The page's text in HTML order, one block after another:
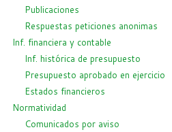
Publicaciones
Respuestas peticiones anonimas
Inf. financiera y contable
Inf. histórica de presupuesto
Presupuesto aprobado en ejercicio
Estados financieros
Normatividad
Comunicados por aviso